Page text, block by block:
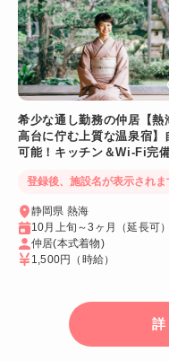
希少な通し勤務の仲居【熱
高台に佇む上質な温泉宿】
可能！キッチン＆Wi-Fi完
登録後、施設名が表示されま
静岡県 熱海
10月上旬～3ヶ月（延長可）
仲居(本式着物)
1,500円
（時給）
詳